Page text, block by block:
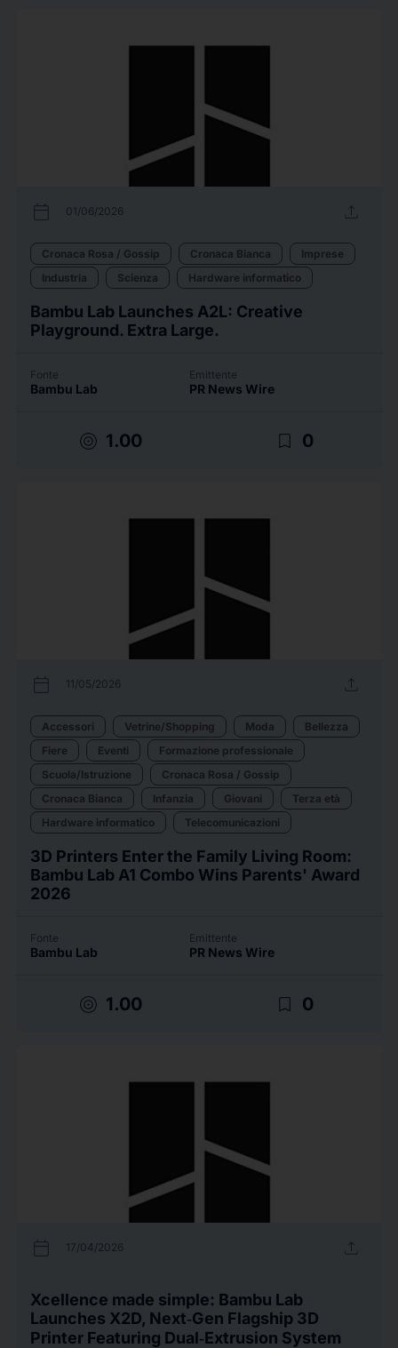
calendar_today 01/06/2026 upload
Cronaca Rosa / Gossip Cronaca Bianca
Imprese
Industria
Scienza Hardware informatico
Bambu Lab Launches A2L: Creative
Playground. Extra Large.
Fonte
Bambu Lab
Emittente
PR News Wire
target 1.00 bookmark_border 0
calendar_today 11/05/2026 upload
Accessori Vetrine/Shopping Moda
Bellezza
Fiere
Eventi
Formazione professionale
Scuola/Istruzione
Cronaca Rosa / Gossip
Cronaca Bianca
Infanzia Giovani
Terza età
Hardware informatico
Telecomunicazioni
3D Printers Enter the Family Living Room:
Bambu Lab A1 Combo Wins Parents' Award
2026
Fonte
Bambu Lab
Emittente
PR News Wire
target 1.00 bookmark_border 0
calendar_today 17/04/2026 upload
Xcellence made simple: Bambu Lab
Launches X2D, Next‑Gen Flagship 3D
Printer Featuring Dual‑Extrusion System